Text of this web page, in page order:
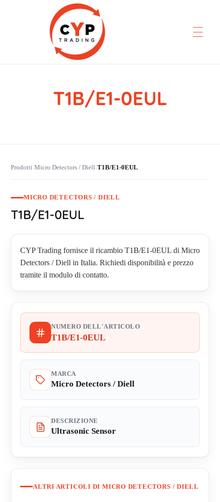
CYP Trading
Professionelle Ersatzteilbeschaffung
T1B/E1-0EUL
Prodotti›Micro Detectors / Diell›T1B/E1-0EUL
MICRO DETECTORS / DIELL
T1B/E1-0EUL
CYP Trading fornisce il ricambio T1B/E1-0EUL di Micro
Detectors / Diell in Italia. Richiedi disponibilità e prezzo
tramite il modulo di contatto.
NUMERO DELL'ARTICOLO
T1B/E1-0EUL
MARCA
Micro Detectors / Diell
DESCRIZIONE
Ultrasonic Sensor
ALTRI ARTICOLI DI MICRO DETECTORS / DIELL